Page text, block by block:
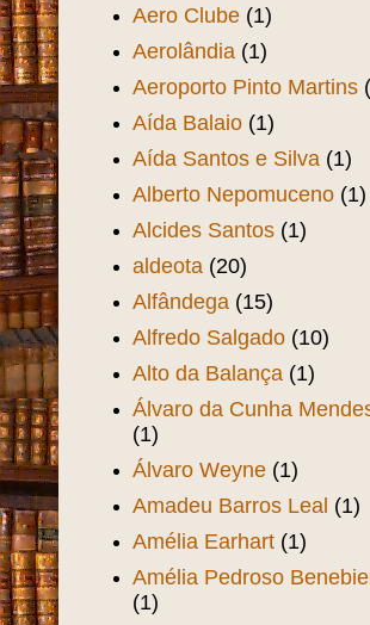
Aero Clube (1)
Aerolândia (1)
Aeroporto Pinto Martins
Aída Balaio (1)
Aída Santos e Silva (1)
Alberto Nepomuceno (1)
Alcides Santos (1)
aldeota (20)
Alfândega (15)
Alfredo Salgado (10)
Alto da Balança (1)
Álvaro da Cunha
(1)
Álvaro Weyne (1)
Amadeu Barros Leal (1)
Amélia Earhart (1)
Amélia Pedroso
(1)